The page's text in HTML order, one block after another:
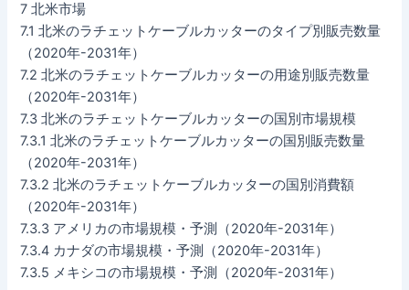
7 北米市場
7.1 北米のラチェットケーブルカッターのタイプ別販売数量
（2020年-2031年）
7.2 北米のラチェットケーブルカッターの用途別販売数量
（2020年-2031年）
7.3 北米のラチェットケーブルカッターの国別市場規模
7.3.1 北米のラチェットケーブルカッターの国別販売数量
（2020年-2031年）
7.3.2 北米のラチェットケーブルカッターの国別消費額
（2020年-2031年）
7.3.3 アメリカの市場規模・予測（2020年-2031年）
7.3.4 カナダの市場規模・予測（2020年-2031年）
7.3.5 メキシコの市場規模・予測（2020年-2031年）